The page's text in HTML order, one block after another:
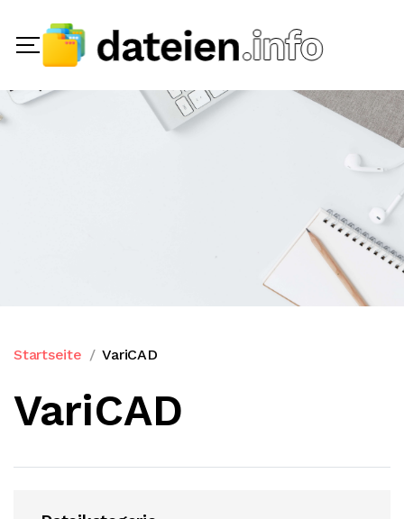
Startseite VariCAD
VariCAD